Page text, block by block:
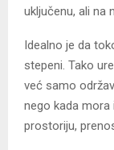
uključenu, ali na
Idealno je da
stepeni. Tako
već samo
nego kada mora
prostoriju,